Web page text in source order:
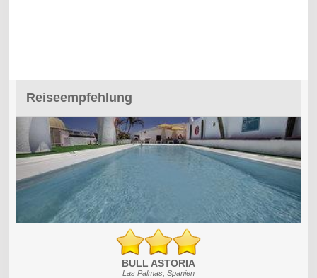
Reiseempfehlung
BULL ASTORIA
Las Palmas, Spanien